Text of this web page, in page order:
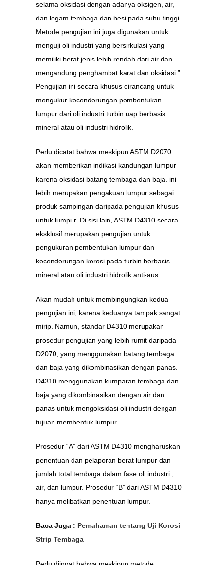
selama oksidasi dengan adanya oksigen, air,
dan logam tembaga dan besi pada suhu tinggi.
Metode pengujian ini juga digunakan untuk
menguji oli industri yang bersirkulasi yang
memiliki berat jenis lebih rendah dari air dan
mengandung penghambat karat dan oksidasi.”
Pengujian ini secara khusus dirancang untuk
mengukur kecenderungan pembentukan
lumpur dari oli industri turbin uap berbasis
mineral atau oli industri hidrolik.
Perlu dicatat bahwa meskipun ASTM D2070
akan memberikan indikasi kandungan lumpur
karena oksidasi batang tembaga dan baja, ini
lebih merupakan pengakuan lumpur sebagai
produk sampingan daripada pengujian khusus
untuk lumpur. Di sisi lain, ASTM D4310 secara
eksklusif merupakan pengujian untuk
pengukuran pembentukan lumpur dan
kecenderungan korosi pada turbin berbasis
mineral atau oli industri hidrolik anti-aus.
Akan mudah untuk membingungkan kedua
pengujian ini, karena keduanya tampak sangat
mirip. Namun, standar D4310 merupakan
prosedur pengujian yang lebih rumit daripada
D2070, yang menggunakan batang tembaga
dan baja yang dikombinasikan dengan panas.
D4310 menggunakan kumparan tembaga dan
baja yang dikombinasikan dengan air dan
panas untuk mengoksidasi oli industri dengan
tujuan membentuk lumpur.
Prosedur “A” dari ASTM D4310 mengharuskan
penentuan dan pelaporan berat lumpur dan
jumlah total tembaga dalam fase oli industri ,
air, dan lumpur. Prosedur “B” dari ASTM D4310
hanya melibatkan penentuan lumpur.
Baca Juga : Pemahaman tentang Uji Korosi
Strip Tembaga